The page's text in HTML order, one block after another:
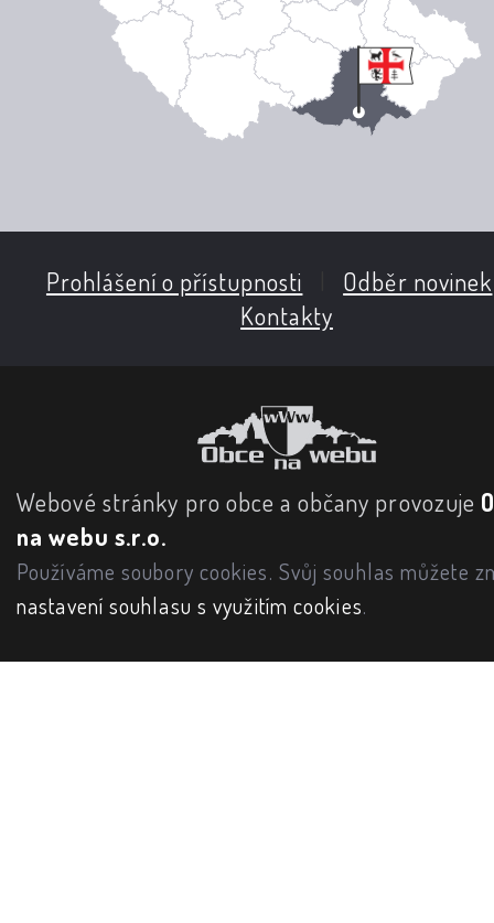
Prohlášení o přístupnosti Odběr novinek
Kontakty
Webové stránky pro obce a občany provozuje
na webu s.r.o.
Používáme soubory cookies. Svůj souhlas můžete
nastavení souhlasu s využitím cookies.